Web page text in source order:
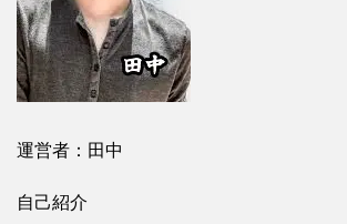
運営者：田中
自己紹介